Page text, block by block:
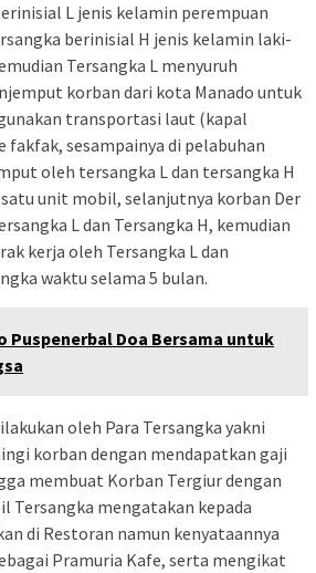
L jenis kelamin perempuan
berinisial H jenis kelamin laki-
Tersangka L menyuruh
korban dari kota Manado untuk
transportasi laut (kapal
fakfak, sesampainya di pelabuhan
oleh tersangka L dan tersangka H
unit mobil, selanjutnya korban Der
L dan Tersangka H, kemudian
kerja oleh Tersangka L dan
waktu selama 5 bulan.
Puspenerbal Doa Bersama untuk
oleh Para Tersangka yakni
korban dengan mendapatkan gaji
membuat Korban Tergiur dengan
Tersangka mengatakan kepada
di Restoran namun kenyataannya
Pramuria Kafe, serta mengikat